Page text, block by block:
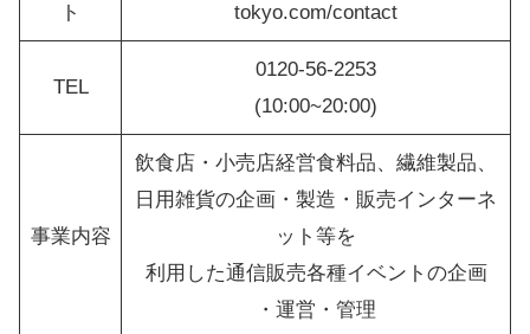
ト
tokyo.com/contact
TEL
0120-56-2253
(10:00~20:00)
事業内容
飲食店・小売店経営食料品、繊維製品、
日用雑貨の企画・製造・販売インターネ
ット等を
利用した通信販売各種イベントの企画
・運営・管理